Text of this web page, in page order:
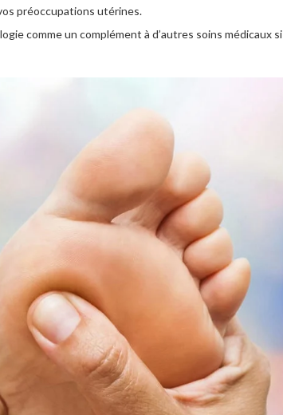
préoccupations utérines.
comme un complément à d’autres soins médicaux si